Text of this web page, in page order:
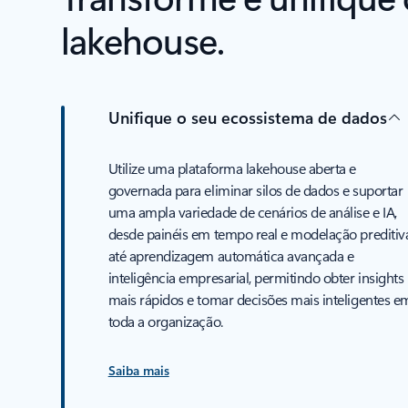
lakehouse.
Unifique o seu ecossistema de dados
Utilize uma plataforma lakehouse aberta e
governada para eliminar silos de dados e suportar
uma ampla variedade de cenários de análise e IA,
desde painéis em tempo real e modelação
até aprendizagem automática avançada e
inteligência empresarial, permitindo obter insights
mais rápidos e tomar decisões mais inteligentes
toda a organização.
Saiba mais